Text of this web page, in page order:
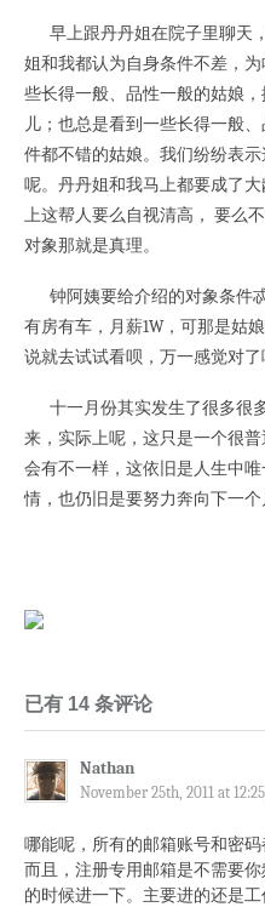
早上跟丹丹姐在院子里聊天
姐和我都认为自身条件不差，
些长得一般、品性一般的姑娘
儿；也总是看到一些长得一般
件都不错的姑娘。我们纷纷表
呢。丹丹姐和我马上都要成了
上这帮人要么自视清高， 要么
对象那就是真理。
钟阿姨要给介绍的对象条件
有房有车，月薪1W，可那是姑
说就去试试看呗，万一感觉对
十一月份其实发生了很多很
来，实际上呢，这只是一个很
会有不一样，这依旧是人生中
情，也仍旧是要努力奔向下一个
已有 14 条评论
Nathan
November 25th, 2011 at
哪能呢，所有的邮箱账号和密码
而且，注册专用邮箱是不需要
的时候进一下。主要进的还是工